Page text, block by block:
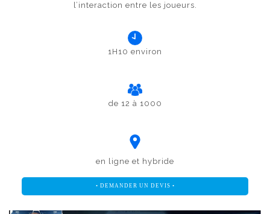
l’interaction entre les joueurs.
1H10 environ
de 12 à 1000
en ligne et hybride
• DEMANDER UN DEVIS •